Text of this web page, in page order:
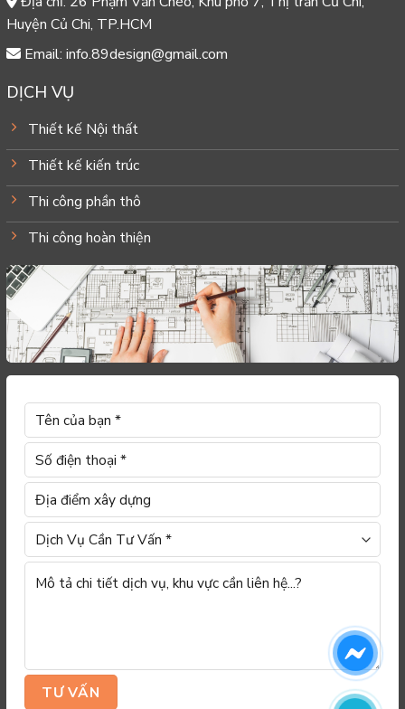
Huyện Củ Chi, TP.HCM
Email: info.89design@gmail.com
DỊCH VỤ
Thiết kế Nội thất
Thiết kế kiến trúc
Thi công phần thô
Thi công hoàn thiện